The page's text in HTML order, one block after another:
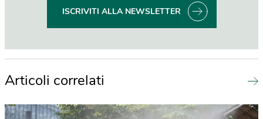
ISCRIVITI ALLA NEWSLETTER
Articoli correlati